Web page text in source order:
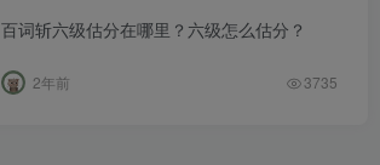
百词斩六级估分在哪里？六级怎么估分？
2年前 3735